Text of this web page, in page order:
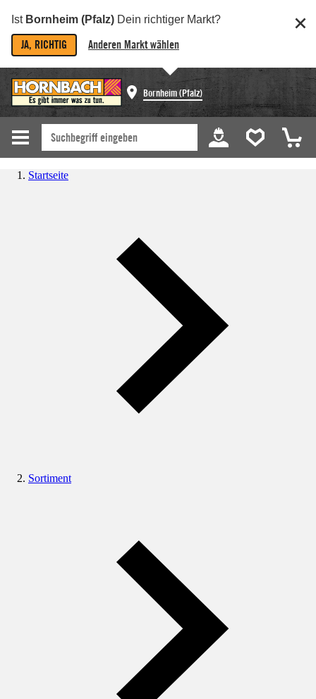
Ist Bornheim (Pfalz) Dein richtiger Markt?
JA, RICHTIG Anderen Markt wählen
Bornheim (Pfalz)
Startseite
Sortiment